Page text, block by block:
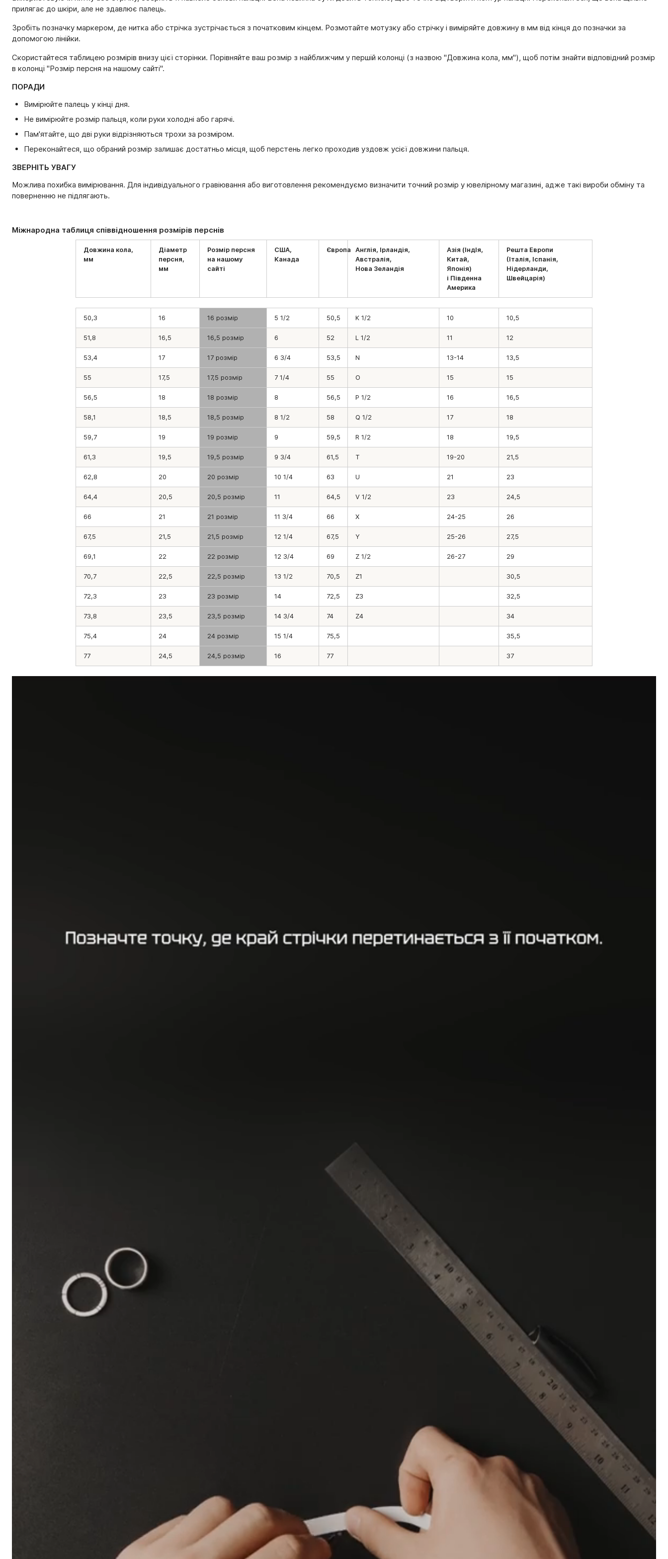
прилягає до шкіри, але не здавлює палець.
Зробіть позначку маркером, де нитка або стрічка зустрічається з початковим кінцем. Розмотайте мотузку або стрічку і виміряйте довжину в мм від кінця до позначки за
допомогою лінійки.
Скористайтеся таблицею розмірів внизу цієї сторінки. Порівняйте ваш розмір з найближчим у першій колонці (з назвою "Довжина кола, мм"), щоб потім знайти відповідний розмір
в колонці "Розмір персня на нашому сайті".
ПОРАДИ
Вимірюйте палець у кінці дня.
Не вимірюйте розмір пальця, коли руки холодні або гарячі.
Пам'ятайте, що дві руки відрізняються трохи за розміром.
Переконайтеся, що обраний розмір залишає достатньо місця, щоб перстень легко проходив уздовж усієї довжини пальця.
ЗВЕРНІТЬ УВАГУ
Можлива похибка вимірювання. Для індивідуального гравіювання або виготовлення рекомендуємо визначити точний розмір у ювелірному магазині, адже такі вироби обміну та
поверненню не підлягають.
Міжнародна таблиця співвідношення розмірів перснів
Довжина кола,
мм
Діаметр
персня,
мм
Розмір персня
на нашому
сайті
США,
Канада
Європа
Англія, Ірландія,
Австралія,
Нова Зеландія
Азія (ІндІя,
Китай,
Японія)
і Південна
Америка
Решта Европи
(Італія, Іспанія,
Нідерланди,
Швейцарія)
50,3 16 16 розмір 5 1/2 50,5 K 1/2 10 10,5
51,8 16,5 16,5 розмір 6 52 L 1/2 11 12
53,4 17 17 розмір 6 3/4 53,5 N 13-14 13,5
55 17,5 17,5 розмір 7 1/4 55 O 15 15
56,5 18 18 розмір 8 56,5 P 1/2 16 16,5
58,1 18,5 18,5 розмір 8 1/2 58 Q 1/2 17 18
59,7 19 19 розмір 9 59,5 R 1/2 18 19,5
61,3 19,5 19,5 розмір 9 3/4 61,5 T 19-20 21,5
62,8 20 20 розмір 10 1/4 63 U 21 23
64,4 20,5 20,5 розмір 11 64,5 V 1/2 23 24,5
66 21 21 розмір 11 3/4 66 X 24-25 26
67,5 21,5 21,5 розмір 12 1/4 67,5 Y 25-26 27,5
69,1 22 22 розмір 12 3/4 69 Z 1/2 26-27 29
70,7 22,5 22,5 розмір 13 1/2 70,5 Z1 30,5
72,3 23 23 розмір 14 72,5 Z3 32,5
73,8 23,5 23,5 розмір 14 3/4 74 Z4 34
75,4 24 24 розмір 15 1/4 75,5 35,5
77 24,5 24,5 розмір 16 77 37